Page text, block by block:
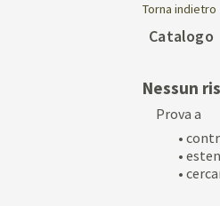
Torna indietro
Catalogo
Nessun
Prova a
•
•
•